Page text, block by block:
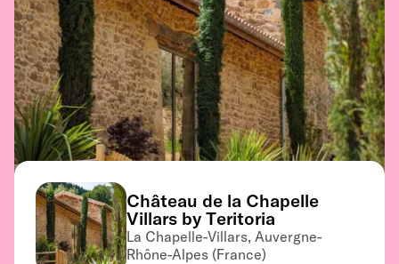
Château de la Chapelle
Villars by Teritoria
La Chapelle-Villars, Auvergne-
Rhône-Alpes (France)